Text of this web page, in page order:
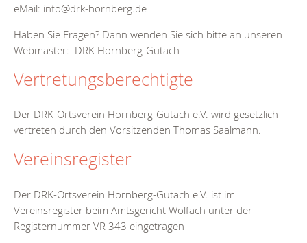
eMail: info@drk-hornberg.de
Haben Sie Fragen? Dann wenden Sie sich bitte an unseren
Webmaster: DRK Hornberg-Gutach
Vertretungsberechtigte
Der DRK-Ortsverein Hornberg-Gutach e.V. wird gesetzlich
vertreten durch den Vorsitzenden Thomas Saalmann.
Vereinsregister
Der DRK-Ortsverein Hornberg-Gutach e.V. ist im
Vereinsregister beim Amtsgericht Wolfach unter der
Registernummer VR 343 eingetragen